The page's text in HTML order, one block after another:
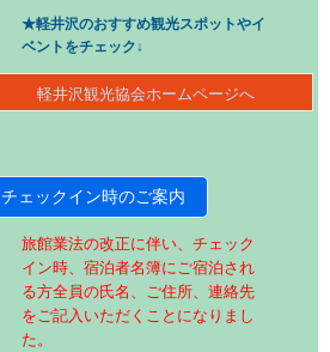
★軽井沢のおすすめ観光スポットやイ
ベントをチェック↓
軽井沢観光協会ホームページへ
チェックイン時のご案内
旅館業法の改正に伴い、チェック
イン時、宿泊者名簿にご宿泊され
る方全員の氏名、ご住所、連絡先
をご記入いただくことになりまし
た。